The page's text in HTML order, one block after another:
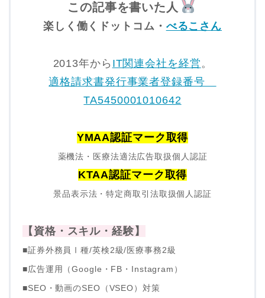
この記事を書いた人
楽しく働くドットコム・ べるこさん
2013年から IT関連会社を経営 。
適格請求書発行事業者登録番号
TA5450001010642
YMAA認証マーク取得
薬機法・医療法適法広告取扱個人認証
KTAA認証マーク取得
景品表示法・特定商取引法取扱個人認証
【資格・スキル・経験】
■証券外務員Ⅰ種/英検2級/医療事務2級
■広告運用（Google・FB・Instagram）
■SEO・動画のSEO（VSEO）対策